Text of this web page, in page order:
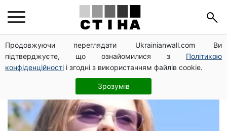
Продовжуючи переглядати Ukrainianwall.com Ви
підтверджуєте, що ознайомилися з Політикою
конфіденційності і згодні з використанням файлів cookie.
Зрозумів
актриса